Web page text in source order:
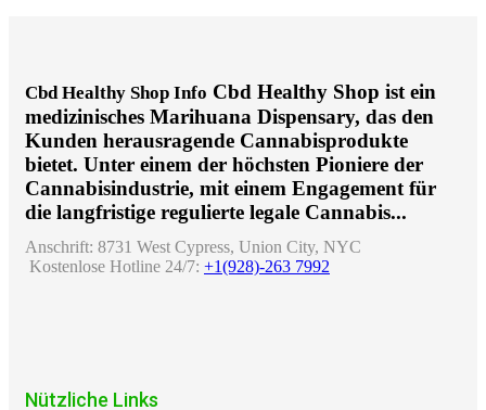
Cbd Healthy Shop Info Cbd Healthy Shop ist ein
medizinisches Marihuana Dispensary, das den
Kunden herausragende Cannabisprodukte
bietet. Unter einem der höchsten Pioniere der
Cannabisindustrie, mit einem Engagement für
die langfristige regulierte legale Cannabis...
Anschrift: 8731 West Cypress, Union City, NYC
Kostenlose Hotline 24/7: +1(928)-263 7992
Nützliche Links